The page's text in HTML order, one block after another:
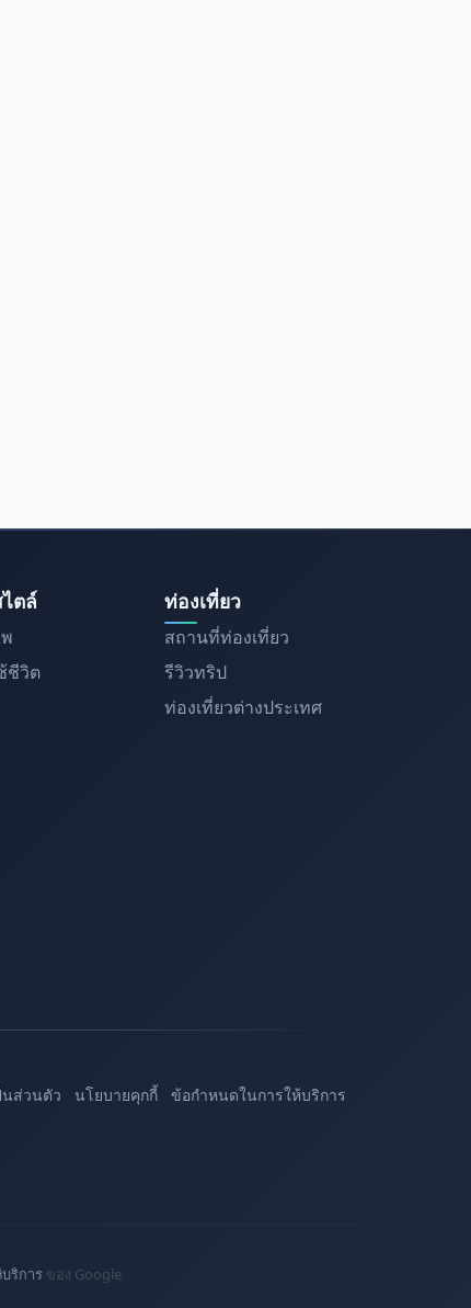
ตล์
ชีวิต
ท่องเที่ยว
สถานที่ท่องเที่ยว
รีวิวทริป
ท่องเที่ยวต่างประเทศ
นส่วนตัว นโยบายคุกกี้ ข้อกำหนดในการให้บริการ
ริการของ Google